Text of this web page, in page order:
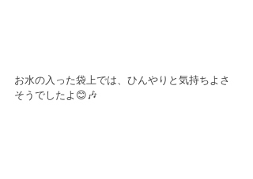
お水の入った袋上では、ひんやりと気持ちよさ
そうでしたよ😊🎶